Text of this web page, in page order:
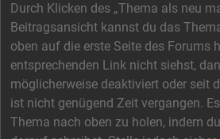
Durch Klicken des „Thema als neu
Beitragsansicht kannst du das
oben auf die erste Seite des Forums
entsprechenden Link nicht siehst,
möglicherweise deaktiviert oder seit
ist nicht genügend Zeit vergangen.
Thema nach oben zu holen, indem